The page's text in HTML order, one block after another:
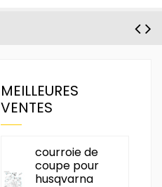
MEILLEURES
VENTES
courroie de
coupe pour
husqvarna